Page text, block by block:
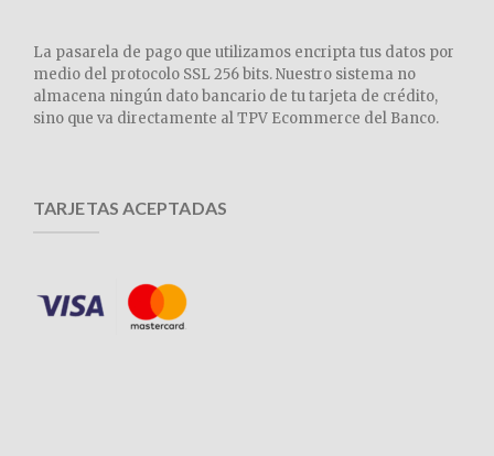
La pasarela de pago que utilizamos encripta tus datos por
medio del protocolo SSL 256 bits. Nuestro sistema no
almacena ningún dato bancario de tu tarjeta de crédito,
sino que va directamente al TPV Ecommerce del Banco.
TARJETAS ACEPTADAS